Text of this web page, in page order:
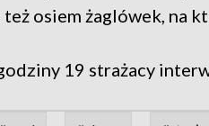
też osiem żaglówek, na
19 strażacy